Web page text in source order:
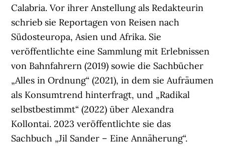
Calabria. Vor ihrer Anstellung als Redakteurin
schrieb sie Reportagen von Reisen nach
Südosteuropa, Asien und Afrika. Sie
veröffentlichte eine Sammlung mit Erlebnissen
von Bahnfahrern (2019) sowie die Sachbücher
„Alles in Ordnung“ (2021), in dem sie Aufräumen
als Konsumtrend hinterfragt, und „Radikal
selbstbestimmt“ (2022) über Alexandra
Kollontai. 2023 veröffentlichte sie das
Sachbuch „Jil Sander – Eine Annäherung“.